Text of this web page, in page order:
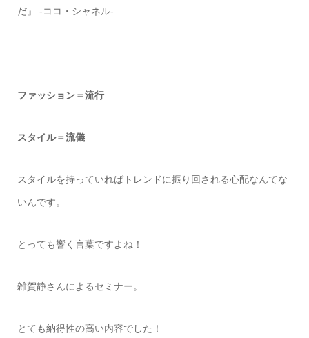
だ』 -ココ・シャネル-
ファッション＝流行
スタイル＝流儀
スタイルを持っていればトレンドに振り回される心配なんてな
いんです。
とっても響く言葉ですよね！
雑賀静さんによるセミナー。
とても納得性の高い内容でした！